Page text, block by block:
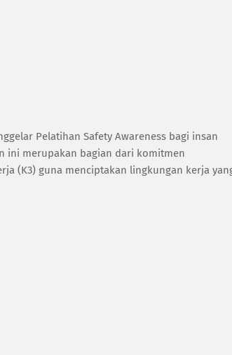
Pelatihan Safety Awareness bagi insan
ini merupakan bagian dari komitmen
(K3) guna menciptakan lingkungan kerja